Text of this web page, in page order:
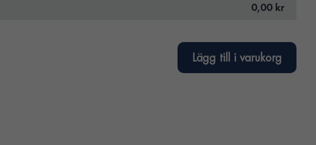
0,00 kr
Lägg till i varukorg